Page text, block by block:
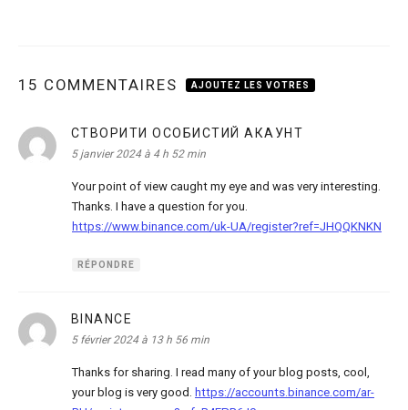
15 COMMENTAIRES AJOUTEZ LES VOTRES
СТВОРИТИ ОСОБИСТИЙ АКАУНТ
5 janvier 2024 à 4 h 52 min
Your point of view caught my eye and was very interesting.
Thanks. I have a question for you.
https://www.binance.com/uk-UA/register?ref=JHQQKNKN
RÉPONDRE
BINANCE
5 février 2024 à 13 h 56 min
Thanks for sharing. I read many of your blog posts, cool,
your blog is very good. https://accounts.binance.com/ar-